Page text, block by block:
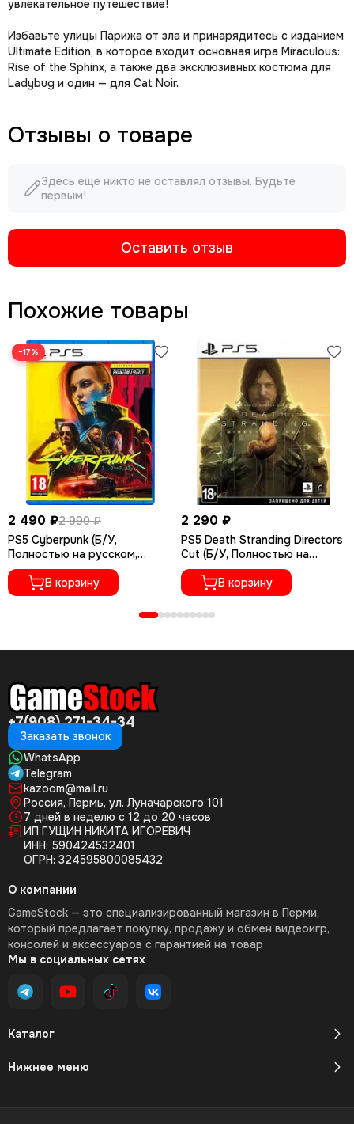
увлекательное путешествие!
Избавьте улицы Парижа от зла и принарядитесь с изданием
Ultimate Edition, в которое входит основная игра Miraculous:
Rise of the Sphinx, а также два эксклюзивных костюма для
Ladybug и один — для Cat Noir.
Отзывы о товаре
Здесь еще никто не оставлял отзывы. Будьте
первым!
Оставить отзыв
Похожие товары
−17%
2 490 ₽2 990 ₽
PS5 Cyberpunk (Б/У,
Полностью на русском,
PPSA-04027)
В корзину
2 290 ₽
PS5 Death Stranding Directors
Cut (Б/У, Полностью на
русском языке, PPSA-01968)
В корзину
+7(908) 271-34-34
Заказать звонок
WhatsApp
Telegram
kazoom@mail.ru
Россия, Пермь, ул. Луначарского 101
7 дней в неделю с 12 до 20 часов
ИП ГУЩИН НИКИТА ИГОРЕВИЧ
ИНН: 590424532401
ОГРН: 324595800085432
Каталог
Нижнее меню
О компании
GameStock — это специализированный магазин в Перми,
который предлагает покупку, продажу и обмен видеоигр,
консолей и аксессуаров с гарантией на товар
Мы в социальных сетях